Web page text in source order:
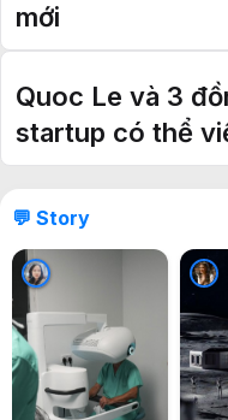
mới
Quoc Le và 3
startup có thể
💬 Story